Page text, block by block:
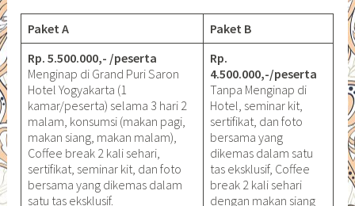
Paket A
Paket B
Rp. 5.500.000,- /peserta
Menginap di Grand Puri Saron
Hotel Yogyakarta (1
kamar/peserta) selama 3 hari 2
malam, konsumsi (makan pagi,
makan siang, makan malam),
Coffee break 2 kali sehari,
sertifikat, seminar kit, dan foto
bersama yang dikemas dalam
satu tas eksklusif.
Rp.
4.500.000,-/peserta
Tanpa Menginap di
Hotel, seminar kit,
sertifikat, dan foto
bersama yang
dikemas dalam satu
tas eksklusif, Coffee
break 2 kali sehari
dengan makan siang